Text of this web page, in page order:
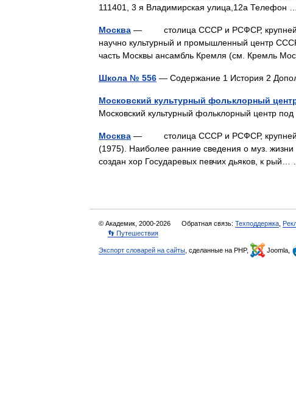
111401, 3 я Владимирская улица,12а Телефон
Москва — столица СССР и РСФСР,
научно культурный и промышленный центр
часть Москвы ансамбль Кремля (см. Кремль
Школа № 556 — Содержание 1 История 2
Московский культурный фольклорный
Московский культурный фольклорный центр
Москва — столица СССР и РСФСР,
(1975). Наиболее ранние сведения о муз.
создан хор Государевых певчих дьяков, к
© Академик, 2000-2026 Обратная связь: Техподдержка
👣 Путешествия
Экспорт словарей на сайты , сделанные на PHP, Joomla,